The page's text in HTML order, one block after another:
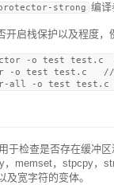
strong 编译
启栈保护以及程度，
-o test test.c  //
test.c   //启用堆栈
于检查是否存在缓冲
，memset，stpcpy，
宽字符的变体。